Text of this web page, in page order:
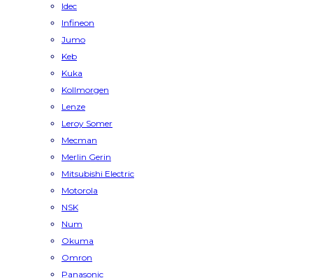
Idec
Infineon
Jumo
Keb
Kuka
Kollmorgen
Lenze
Leroy Somer
Mecman
Merlin Gerin
Mitsubishi Electric
Motorola
NSK
Num
Okuma
Omron
Panasonic